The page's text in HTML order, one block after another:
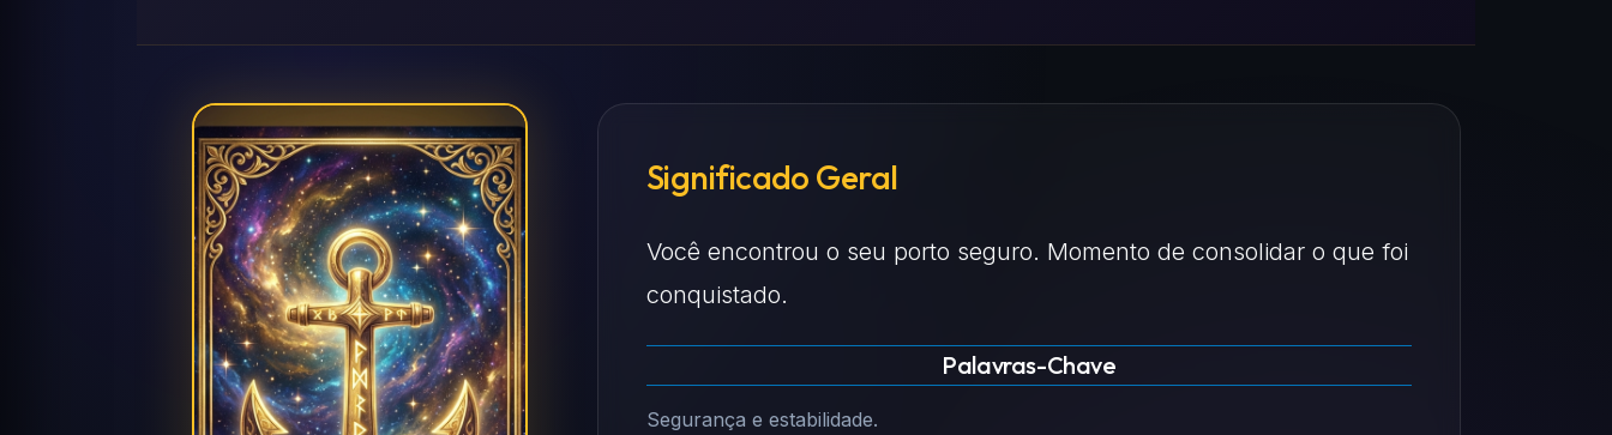
Significado Geral
Você encontrou o seu porto seguro. Momento de consolidar o que foi
conquistado.
Palavras-Chave
Segurança e estabilidade.